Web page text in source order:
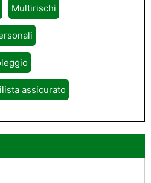
Multirischi
assicurato